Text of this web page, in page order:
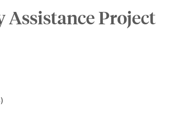
Assistance Project